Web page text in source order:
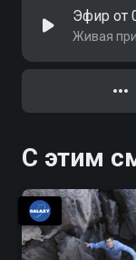
Эфир от
Живая
С этим